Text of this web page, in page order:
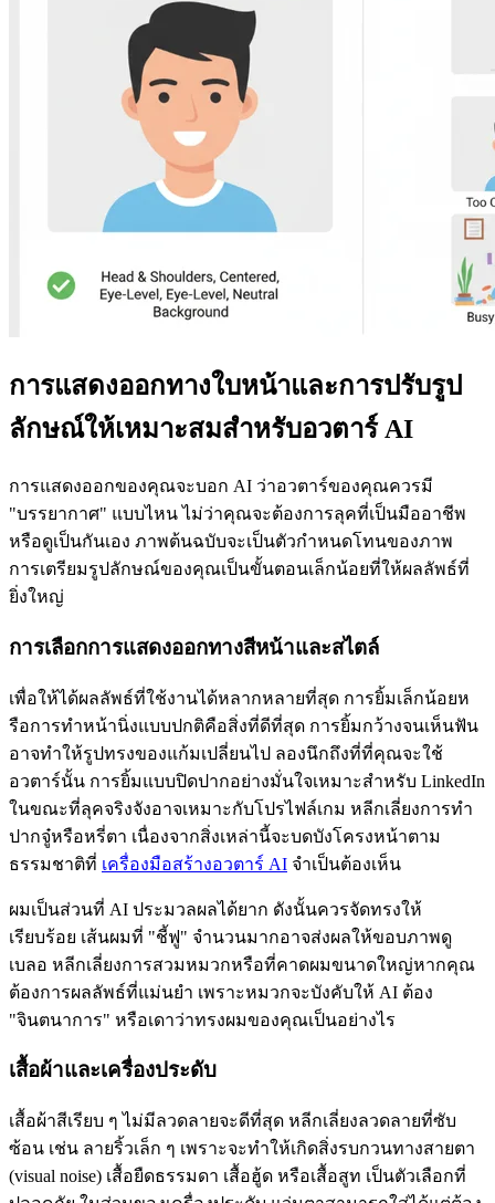
การแสดงออกทางใบหน้าและการปรับรูป
ลักษณ์ให้เหมาะสมสำหรับอวตาร์ AI
การแสดงออกของคุณจะบอก AI ว่าอวตาร์ของคุณควรมี
"บรรยากาศ" แบบไหน ไม่ว่าคุณจะต้องการลุคที่เป็นมืออาชีพ
หรือดูเป็นกันเอง ภาพต้นฉบับจะเป็นตัวกำหนดโทนของภาพ
การเตรียมรูปลักษณ์ของคุณเป็นขั้นตอนเล็กน้อยที่ให้ผลลัพธ์ที่
ยิ่งใหญ่
การเลือกการแสดงออกทางสีหน้าและสไตล์
เพื่อให้ได้ผลลัพธ์ที่ใช้งานได้หลากหลายที่สุด การยิ้มเล็กน้อยห
รือการทำหน้านิ่งแบบปกติคือสิ่งที่ดีที่สุด การยิ้มกว้างจนเห็นฟัน
อาจทำให้รูปทรงของแก้มเปลี่ยนไป ลองนึกถึงที่ที่คุณจะใช้
อวตาร์นั้น การยิ้มแบบปิดปากอย่างมั่นใจเหมาะสำหรับ LinkedIn
ในขณะที่ลุคจริงจังอาจเหมาะกับโปรไฟล์เกม หลีกเลี่ยงการทำ
ปากจู๋หรือหรี่ตา เนื่องจากสิ่งเหล่านี้จะบดบังโครงหน้าตาม
ธรรมชาติที่ เครื่องมือสร้างอวตาร์ AI จำเป็นต้องเห็น
ผมเป็นส่วนที่ AI ประมวลผลได้ยาก ดังนั้นควรจัดทรงให้
เรียบร้อย เส้นผมที่ "ชี้ฟู" จำนวนมากอาจส่งผลให้ขอบภาพดู
เบลอ หลีกเลี่ยงการสวมหมวกหรือที่คาดผมขนาดใหญ่หากคุณ
ต้องการผลลัพธ์ที่แม่นยำ เพราะหมวกจะบังคับให้ AI ต้อง
"จินตนาการ" หรือเดาว่าทรงผมของคุณเป็นอย่างไร
เสื้อผ้าและเครื่องประดับ
เสื้อผ้าสีเรียบ ๆ ไม่มีลวดลายจะดีที่สุด หลีกเลี่ยงลวดลายที่ซับ
ซ้อน เช่น ลายริ้วเล็ก ๆ เพราะจะทำให้เกิดสิ่งรบกวนทางสายตา
(visual noise) เสื้อยืดธรรมดา เสื้อฮู้ด หรือเสื้อสูท เป็นตัวเลือกที่